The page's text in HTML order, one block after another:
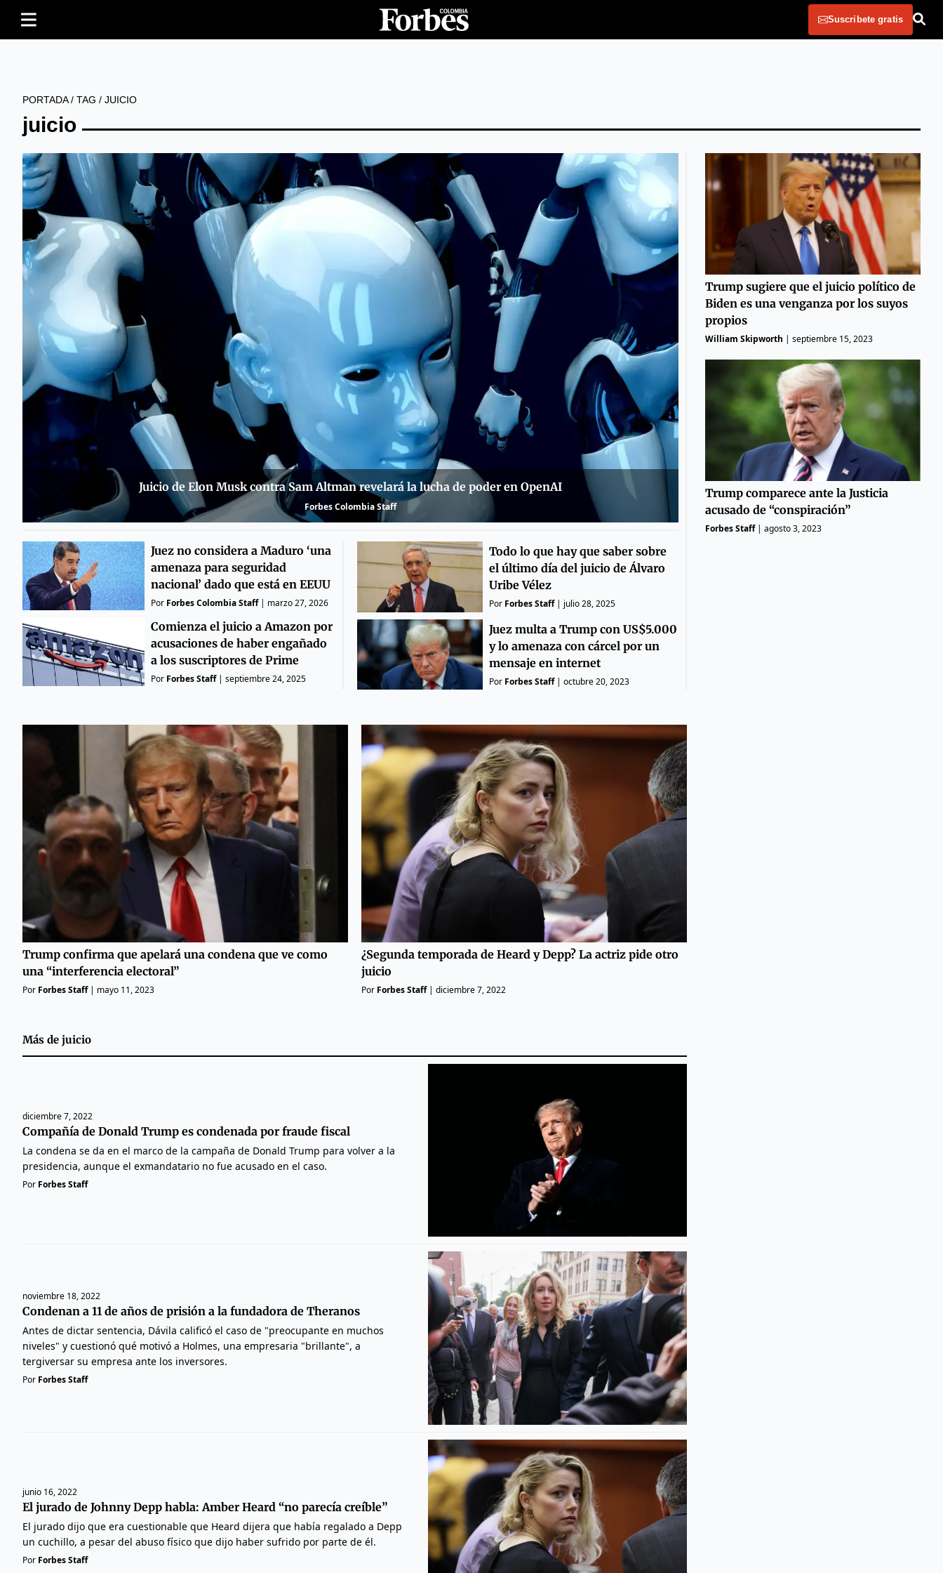
Suscribete gratis
PORTADA/ TAG / JUICIO
juicio
Juicio de Elon Musk contra Sam Altman revelará la lucha de poder en OpenAI
Forbes Colombia Staff
Juez no considera a Maduro ‘una
amenaza para seguridad
nacional’ dado que está en EEUU
Por Forbes Colombia Staff| marzo 27, 2026
Comienza el juicio a Amazon por
acusaciones de haber engañado
a los suscriptores de Prime
Por Forbes Staff| septiembre 24, 2025
Todo lo que hay que saber sobre
el último día del juicio de Álvaro
Uribe Vélez
Por Forbes Staff| julio 28, 2025
Juez multa a Trump con US$5.000
y lo amenaza con cárcel por un
mensaje en internet
Por Forbes Staff| octubre 20, 2023
Trump sugiere que el juicio político de
Biden es una venganza por los suyos
propios
William Skipworth | septiembre 15, 2023
Trump comparece ante la Justicia
acusado de “conspiración”
Forbes Staff| agosto 3, 2023
Trump confirma que apelará una condena que ve como
una “interferencia electoral”
Por Forbes Staff| mayo 11, 2023
¿Segunda temporada de Heard y Depp? La actriz pide otro
juicio
Por Forbes Staff|diciembre 7, 2022
Más de juicio
diciembre 7, 2022
Compañía de Donald Trump es condenada por fraude fiscal
La condena se da en el marco de la campaña de Donald Trump para volver a la
presidencia, aunque el exmandatario no fue acusado en el caso.
Por Forbes Staff
noviembre 18, 2022
Condenan a 11 de años de prisión a la fundadora de Theranos
Antes de dictar sentencia, Dávila calificó el caso de "preocupante en muchos
niveles" y cuestionó qué motivó a Holmes, una empresaria "brillante", a
tergiversar su empresa ante los inversores.
Por Forbes Staff
junio 16, 2022
El jurado de Johnny Depp habla: Amber Heard “no parecía creíble”
El jurado dijo que era cuestionable que Heard dijera que había regalado a Depp
un cuchillo, a pesar del abuso físico que dijo haber sufrido por parte de él.
Por Forbes Staff